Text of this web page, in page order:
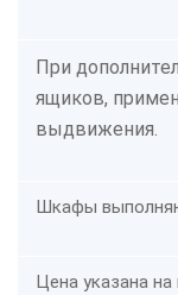
При
ящиков,
выдвижения.
Шкафы
Цена указана